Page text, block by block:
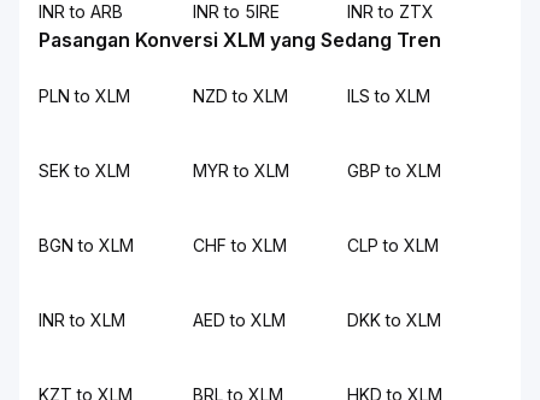
INR to ARB INR to 5IRE INR to ZTX
Pasangan Konversi XLM yang Sedang Tren
PLN to XLM NZD to XLM ILS to XLM
SEK to XLM MYR to XLM GBP to XLM
BGN to XLM CHF to XLM CLP to XLM
INR to XLM AED to XLM DKK to XLM
KZT to XLM BRL to XLM HKD to XLM